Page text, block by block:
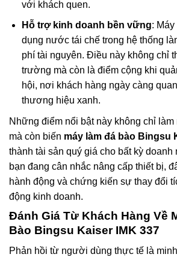
với khách quen.
Hỗ trợ kinh doanh bền vững:
dụng nước tái chế trong hệ thống
phí tài nguyên. Điều này không chỉ
trường mà còn là điểm cộng khi
hội, nơi khách hàng ngày càng
thương hiệu xanh.
Những điểm nổi bật này không chỉ
mà còn biến máy làm đá bào Bingsu
thành tài sản quý giá cho bất kỳ doanh
bạn đang cân nhắc nâng cấp thiết bị,
hành động và chứng kiến sự thay đổi
động kinh doanh.
Đánh Giá Từ Khách Hàng Về
Bào Bingsu Kaiser IMK 337
Phản hồi từ người dùng thực tế là